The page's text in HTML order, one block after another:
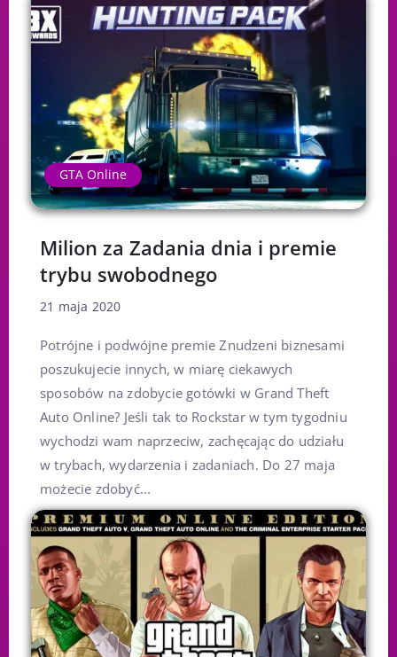
GTA Online
Milion za Zadania dnia i premie
trybu swobodnego
21 maja 2020
Potrójne i podwójne premie Znudzeni biznesami
poszukujecie innych, w miarę ciekawych
sposobów na zdobycie gotówki w Grand Theft
Auto Online? Jeśli tak to Rockstar w tym tygodniu
wychodzi wam naprzeciw, zachęcając do udziału
w trybach, wydarzenia i zadaniach. Do 27 maja
możecie zdobyć...